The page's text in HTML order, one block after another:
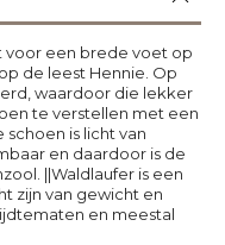
voor een brede voet op
de leest Hennie. Op
waardoor die lekker
te verstellen met een
is licht van
en daardoor is de
||Waldlaufer is een
zijn van gewicht en
en meestal